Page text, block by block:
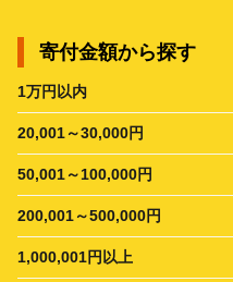
寄付金額から探す
1万円以内
20,001～30,000円
50,001～100,000円
200,001～500,000円
1,000,001円以上